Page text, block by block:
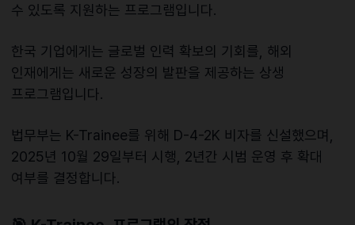
수 있도록 지원하는 프로그램입니다.
한국 기업에게는 글로벌 인력 확보의 기회를, 해외
인재에게는 새로운 성장의 발판을 제공하는 상생
프로그램입니다.
법무부는 K-Trainee를 위해 D-4-2K 비자를 신설했으며,
2025년 10월 29일부터 시행, 2년간 시범 운영 후 확대
여부를 결정합니다.